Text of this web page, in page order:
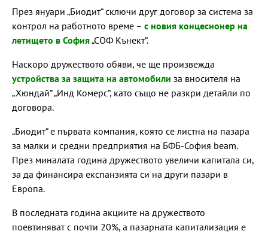
През януари „Биодит“ сключи друг договор за система за
контрол на работното време – с новия концесионер на
летището в София„СОФ Кънект“.
Наскоро дружеството обяви, че ще произвежда
устройства за защита на автомобили за вносителя на
„Хюндай“ „Инд Комерс“, като също не разкри детайли по
договора.
„Биодит“ е първата компания, която се листна на пазара
за малки и средни предприятия на БФБ-София beam.
През миналата година дружеството увеличи капитала си,
за да финансира експанзията си на други пазари в
Европа.
В последната година акциите на дружеството
поевтиняват с почти 20%, а пазарната капитализация е